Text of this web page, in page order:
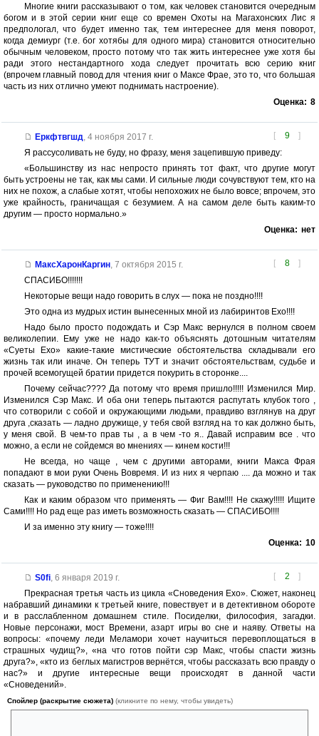
Многие книги рассказывают о том, как человек становится очередным
богом и в этой серии книг еще со времен Охоты на Магахонских Лис я
предпологал, что будет именно так, тем интереснее для меня поворот,
когда демиург (т.е. бог хотябы для одного мира) становится относительно
обычным человеком, просто потому что так жить интереснее уже хотя бы
ради этого нестандартного хода следует прочитать всю серию книг
(впрочем главный повод для чтения книг о Максе Фрае, это то, что большая
часть из них отлично умеют поднимать настроение).
Оценка: 8
[ 9 ]
Еркфтвгшд 4 ноября 2017 г.
Я рассусоливать не буду, но фразу, меня зацепившую приведу:
«Большинству из нас непросто принять тот факт, что другие могут
быть устроены не так, как мы сами. И сильные люди сочувствуют тем, кто на
них не похож, а слабые хотят, чтобы непохожих не было вовсе; впрочем, это
уже крайность, граничащая с безумием. А на самом деле быть каким-то
другим — просто нормально.»
Оценка: нет
[ 8 ]
МаксХаронКаргин, 7 октября 2015 г.
СПАСИБО!!!!!!!
Некоторые вещи надо говорить в слух — пока не поздно!!!!
Это одна из мудрых истин вынесенных мной из лабиринтов Ехо!!!!
Надо было просто подождать и Сэр Макс вернулся в полном своем
великолепии. Ему уже не надо как-то объяснять дотошным читателям
«Суеты Ехо» какие-такие мистические обстоятельства складывали его
жизнь так или иначе. Он теперь ТУТ и значит обстоятельствам, судьбе и
прочей всемогущей братии придется покурить в сторонке....
Почему сейчас???? Да потому что время пришло!!!!! Изменился Мир.
Изменился Сэр Макс. И оба они теперь пытаются распутать клубок того ,
что сотворили с собой и окружающими людьми, правдиво взглянув на друг
друга ,сказать — ладно дружище, у тебя свой взгляд на то как должно быть,
у меня свой. В чем-то прав ты , а в чем -то я.. Давай исправим все . что
можно, а если не сойдемся во мнениях — кинем кости!!!
Не всегда, но чаще , чем с другими авторами, книги Макса Фрая
попадают в мои руки Очень Вовремя. И из них я черпаю .... да можно и так
сказать — руководство по применению!!!
Как и каким образом что применять — Фиг Вам!!!! Не скажу!!!!! Ищите
Сами!!!! Но рад еще раз иметь возможность сказать — СПАСИБО!!!!
И за именно эту книгу — тоже!!!!
Оценка: 10
[ 2 ]
S0fi, 6 января 2019 г.
Прекрасная третья часть из цикла «Сноведения Ехо». Сюжет, наконец
набравший динамики к третьей книге, повествует и в детективном обороте
и в расслабленном домашнем стиле. Посиделки, философия, загадки.
Новые персонажи, мост Времени, азарт игры во сне и наяву. Ответы на
вопросы: «почему леди Меламори хочет научиться перевоплощаться в
страшных чудищ?», «на что готов пойти сэр Макс, чтобы спасти жизнь
друга?», «кто из беглых магистров вернётся, чтобы рассказать всю правду о
нас?» и другие интересные вещи происходят в данной части
«Сноведений».
Спойлер (раскрытие сюжета) (кликните по нему, чтобы увидеть)